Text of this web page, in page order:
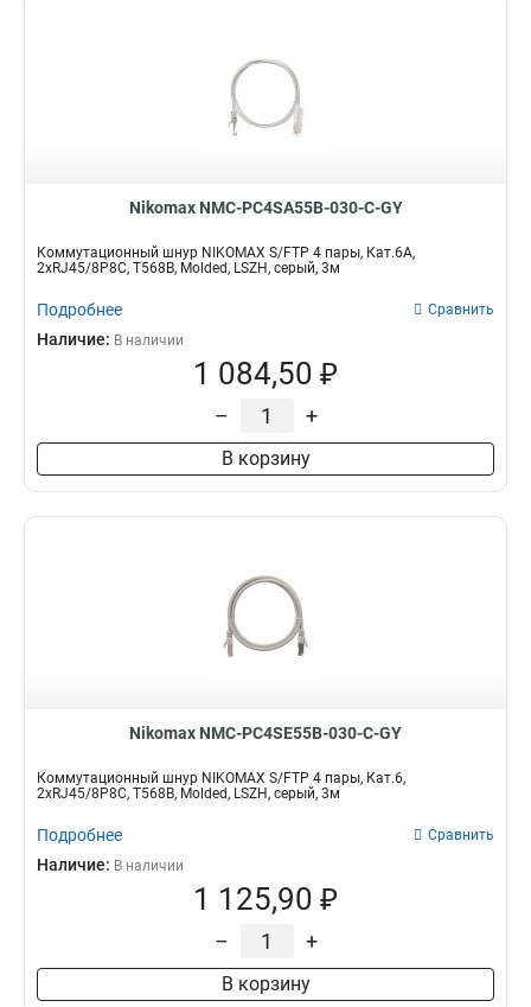
Nikomax NMC-PC4SA55B-030-C-GY
Коммутационный шнур NIKOMAX S/FTP 4 пары, Кат.6A,
2хRJ45/8P8C, T568B, Molded, LSZH, серый, 3м
Подробнее Сравнить
Наличие: В наличии
1 084,50 ₽
– +
В корзину
Nikomax NMC-PC4SE55B-030-C-GY
Коммутационный шнур NIKOMAX S/FTP 4 пары, Кат.6,
2хRJ45/8P8C, T568B, Molded, LSZH, серый, 3м
Подробнее Сравнить
Наличие: В наличии
1 125,90 ₽
– +
В корзину